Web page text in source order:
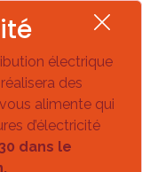
électrique
des
alimente qui
d’électricité
dans le